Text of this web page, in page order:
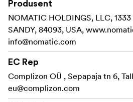
In the Box
Gomatic Packing Cube
Limited Lifetime Warranty
Produsent
NOMATIC HOLDINGS, LLC,
SANDY, 84093, USA,
info@nomatic.com
EC Rep
Complizon OÜ , Sepapaja tn 6,
eu@complizon.com